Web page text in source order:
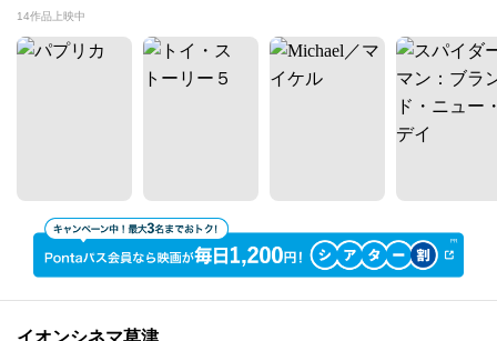
14作品上映中
イオンシネマ草津